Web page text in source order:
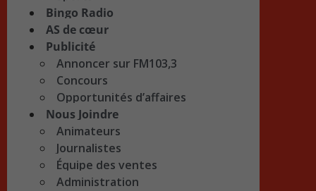
Bingo Radio
AS de cœur
Publicité
Annoncer sur FM103,3
Concours
Opportunités d’affaires
Nous Joindre
Animateurs
Journalistes
Équipe des ventes
Administration